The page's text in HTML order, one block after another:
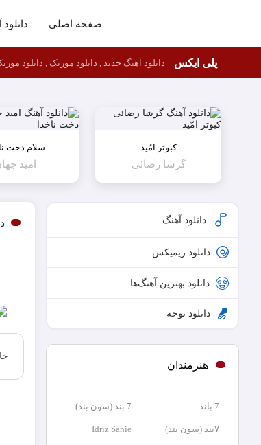
صفحه اصلی
پلی ایکس دانلود آهنگ جدید , دانلود موزیک , دانلود
کبوتر امّید
گرشا رضائی
سلام دخت
امید
دانلود آهنگ
دانلود ریمیکس
دانلود بهترین آهنگ‌ها
دانلود نوحه
هنرمندان
7 باند 7 بند (سون بند)
۷بند (سون بند) Idriz Sanie